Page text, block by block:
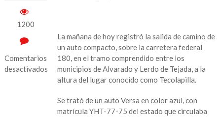
1200
Comentarios
desactivados
La mañana de hoy registró la salida de camino de
un auto compacto, sobre la carretera federal
180, en el tramo comprendido entre los
municipios de Alvarado y Lerdo de Tejada, a la
altura del lugar conocido como Tecolapilla.
Se trató de un auto Versa en color azul, con
matrícula YHT-77-75 del estado que circulaba